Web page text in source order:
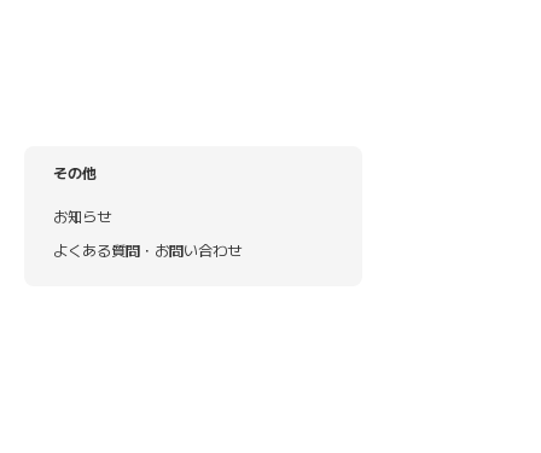
その他
お知らせ
よくある質問・お問い合わせ